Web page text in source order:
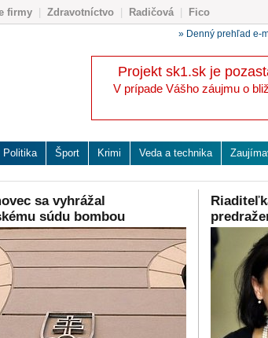
firmy Zdravotníctvo Radičová| Fico
» Denný prehľad e-
Projekt sk1.sk je
V prípade Vášho záujmu o
Politika Šport Krimi Veda a technika
sa vyhrážal
súdu bombou